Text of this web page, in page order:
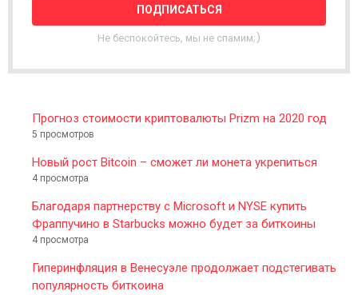
T
R
Не беспокойтесь, мы не спамим;)
Прогноз стоимости криптовалюты Prizm на 2020 год
5 просмотров
Новый рост Bitcoin – сможет ли монета укрепиться
4 просмотра
Благодаря партнерству с Microsoft и NYSE купить
Фраппучино в Starbucks можно будет за биткоины
4 просмотра
Гиперинфляция в Венесуэле продолжает подстегивать
популярность биткоина